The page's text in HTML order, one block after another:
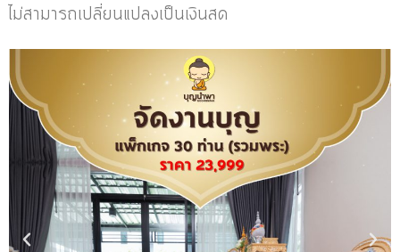
ไม่สามารถเปลี่ยนแปลงเป็นเงินสด